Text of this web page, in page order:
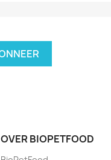
OVER BIOPETFOOD